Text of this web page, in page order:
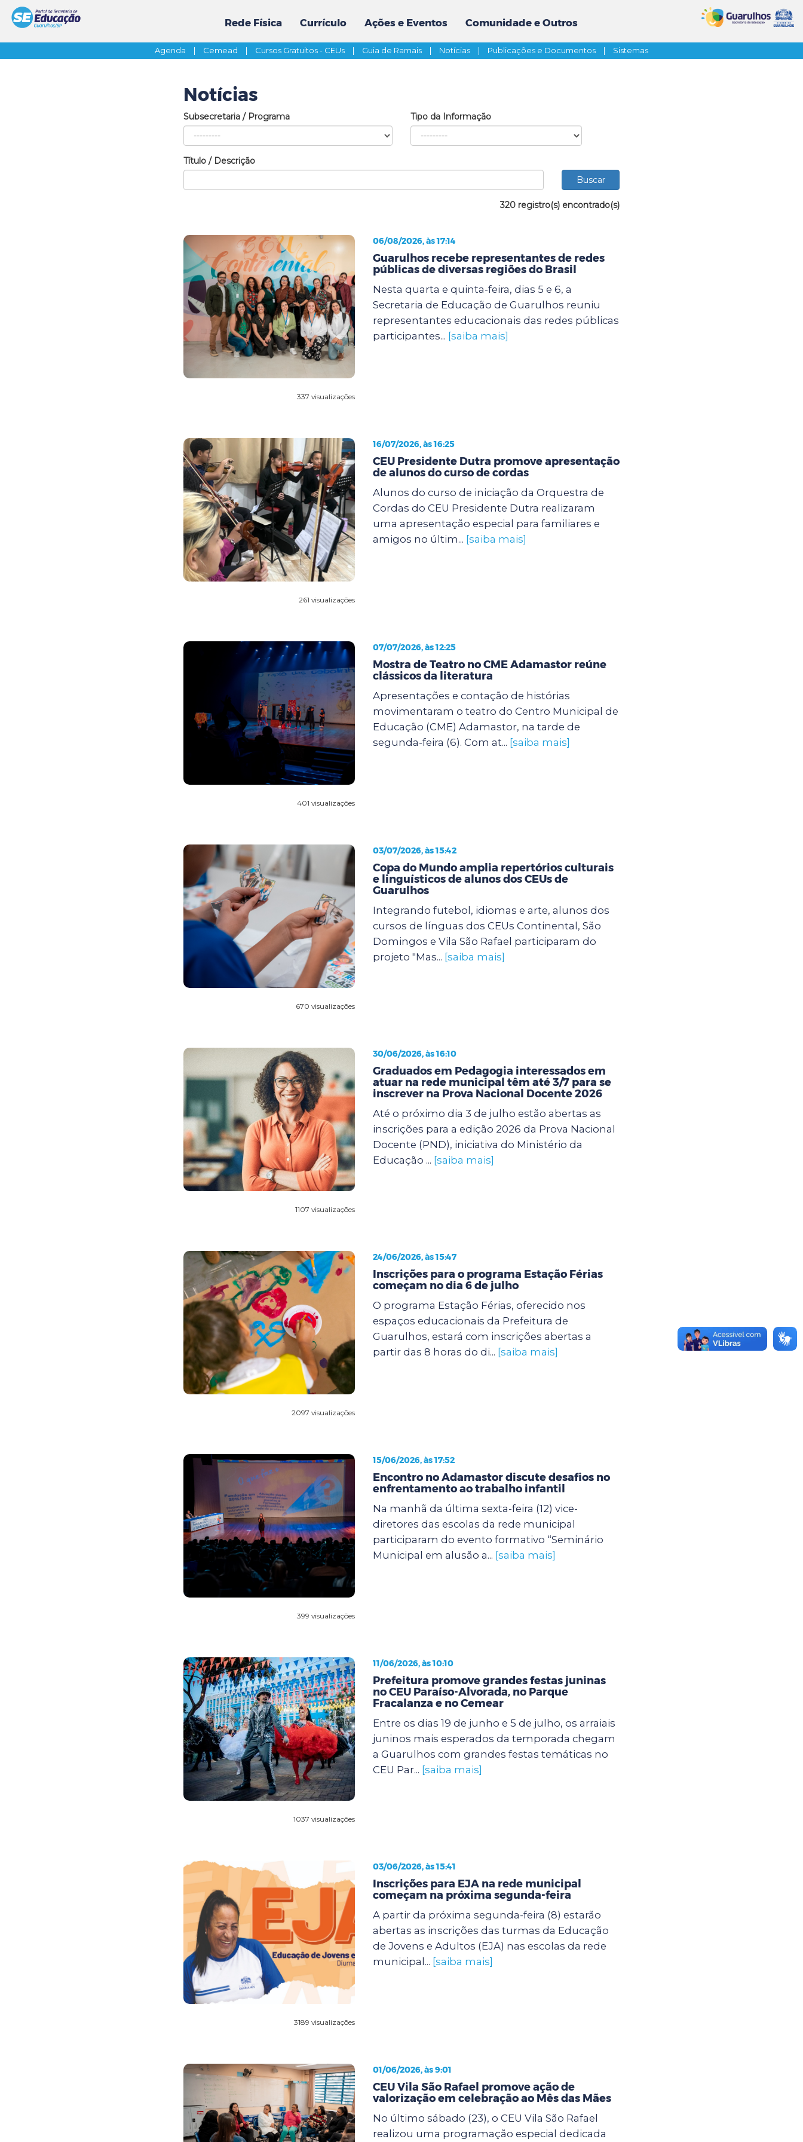
Rede Física Currículo Ações e Eventos Comunidade e Outros
Agenda | Cemead | Cursos Gratuitos - CEUs | Guia de Ramais | Notícias | Publicações e Documentos | Sistemas
Notícias
Subsecretaria / Programa Tipo da Informação
Título / Descrição
320 registro(s) encontrado(s)
337 visualizações
06/08/2026, às 17:14
Guarulhos recebe representantes de redes
públicas de diversas regiões do Brasil
Nesta quarta e quinta-feira, dias 5 e 6, a
Secretaria de Educação de Guarulhos reuniu
representantes educacionais das redes públicas
participantes... [saiba mais]
261 visualizações
16/07/2026, às 16:25
CEU Presidente Dutra promove apresentação
de alunos do curso de cordas
Alunos do curso de iniciação da Orquestra de
Cordas do CEU Presidente Dutra realizaram
uma apresentação especial para familiares e
amigos no últim... [saiba mais]
401 visualizações
07/07/2026, às 12:25
Mostra de Teatro no CME Adamastor reúne
clássicos da literatura
Apresentações e contação de histórias
movimentaram o teatro do Centro Municipal de
Educação (CME) Adamastor, na tarde de
segunda-feira (6). Com at... [saiba mais]
670 visualizações
03/07/2026, às 15:42
Copa do Mundo amplia repertórios culturais
e linguísticos de alunos dos CEUs de
Guarulhos
Integrando futebol, idiomas e arte, alunos dos
cursos de línguas dos CEUs Continental, São
Domingos e Vila São Rafael participaram do
projeto "Mas... [saiba mais]
1107 visualizações
30/06/2026, às 16:10
Graduados em Pedagogia interessados em
atuar na rede municipal têm até 3/7 para se
inscrever na Prova Nacional Docente 2026
Até o próximo dia 3 de julho estão abertas as
inscrições para a edição 2026 da Prova Nacional
Docente (PND), iniciativa do Ministério da
Educação ... [saiba mais]
2097 visualizações
24/06/2026, às 15:47
Inscrições para o programa Estação Férias
começam no dia 6 de julho
O programa Estação Férias, oferecido nos
espaços educacionais da Prefeitura de
Guarulhos, estará com inscrições abertas a
partir das 8 horas do di... [saiba mais]
399 visualizações
15/06/2026, às 17:52
Encontro no Adamastor discute desafios no
enfrentamento ao trabalho infantil
Na manhã da última sexta-feira (12) vice-
diretores das escolas da rede municipal
participaram do evento formativo “Seminário
Municipal em alusão a... [saiba mais]
1037 visualizações
11/06/2026, às 10:10
Prefeitura promove grandes festas juninas
no CEU Paraíso-Alvorada, no Parque
Fracalanza e no Cemear
Entre os dias 19 de junho e 5 de julho, os arraiais
juninos mais esperados da temporada chegam
a Guarulhos com grandes festas temáticas no
CEU Par... [saiba mais]
3189 visualizações
03/06/2026, às 15:41
Inscrições para EJA na rede municipal
começam na próxima segunda-feira
A partir da próxima segunda-feira (8) estarão
abertas as inscrições das turmas da Educação
de Jovens e Adultos (EJA) nas escolas da rede
municipal... [saiba mais]
01/06/2026, às 9:01
CEU Vila São Rafael promove ação de
valorização em celebração ao Mês das Mães
No último sábado (23), o CEU Vila São Rafael
realizou uma programação especial dedicada